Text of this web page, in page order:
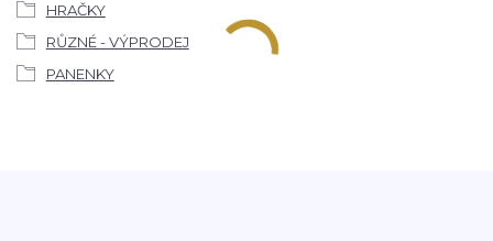
HRAČKY
RŮZNÉ - VÝPRODEJ
PANENKY